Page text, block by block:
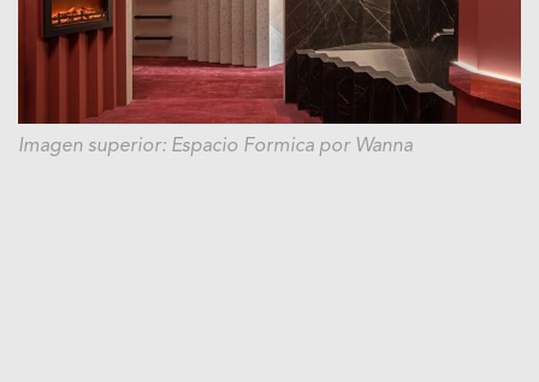
Imagen superior: Espacio Formica por Wanna